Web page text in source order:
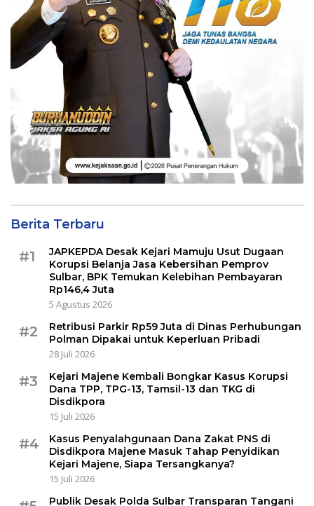
Berita Terbaru
#1
JAPKEPDA Desak Kejari Mamuju Usut Dugaan
Korupsi Belanja Jasa Kebersihan Pemprov
Sulbar, BPK Temukan Kelebihan Pembayaran
Rp146,4 Juta
5 Agustus 2026
#2
Retribusi Parkir Rp59 Juta di Dinas Perhubungan
Polman Dipakai untuk Keperluan Pribadi
28 Juli 2026
#3
Kejari Majene Kembali Bongkar Kasus Korupsi
Dana TPP, TPG-13, Tamsil-13 dan TKG di
Disdikpora
15 Juli 2026
#4
Kasus Penyalahgunaan Dana Zakat PNS di
Disdikpora Majene Masuk Tahap Penyidikan
Kejari Majene, Siapa Tersangkanya?
15 Juli 2026
Publik Desak Polda Sulbar Transparan Tangani